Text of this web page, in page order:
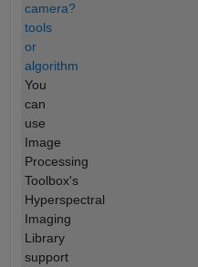
camera?
tools
or
algorithm
You
can
use
Image
Processing
Toolbox's
Hyperspectral
Imaging
Library
support